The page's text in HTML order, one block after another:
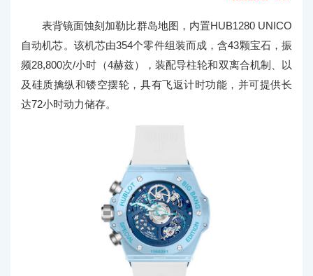
表背镜面蚀刻加勒比群岛地图，内置HUB1280 UNICO
自动机芯。该机芯由354个零件组装而成，含43颗宝石，振
频28,800次/小时（4赫兹），装配导柱轮和双离合机制、以
及硅质擒纵和镂空摆轮，具有飞返计时功能，并可提供长
达72小时动力储存。